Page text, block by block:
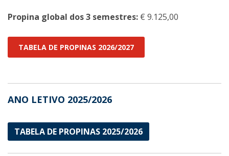
Propina global dos 3 semestres: € 9.125,00
TABELA DE PROPINAS 2026/2027
ANO LETIVO 2025/2026
TABELA DE PROPINAS 2025/2026